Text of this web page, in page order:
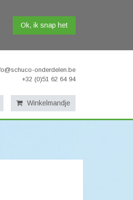
Ok, ik snap het
onderdelen.be
+32 (0)51 62 64 94
Winkelmandje